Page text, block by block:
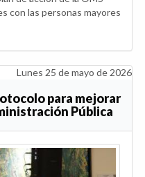
con las personas mayores
Lunes 25 de mayo de 2026
para mejorar
Pública